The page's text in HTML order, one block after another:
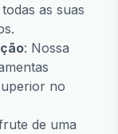
as suas
: Nossa
no
de uma